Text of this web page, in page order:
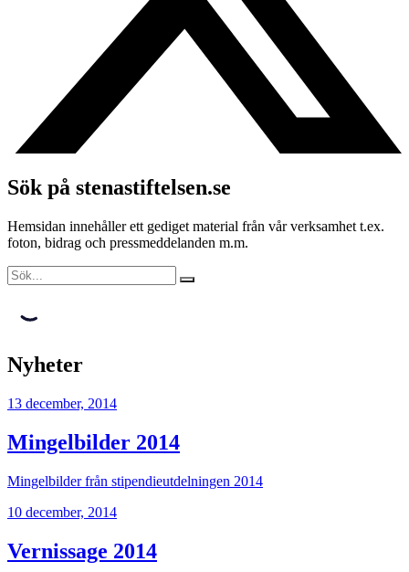
Sök på stenastiftelsen.se
Hemsidan innehåller ett gediget material från vår verksamhet t.ex.
foton, bidrag och pressmeddelanden m.m.
Nyheter
13 december, 2014
Mingelbilder 2014
Mingelbilder från stipendieutdelningen 2014
10 december, 2014
Vernissage 2014